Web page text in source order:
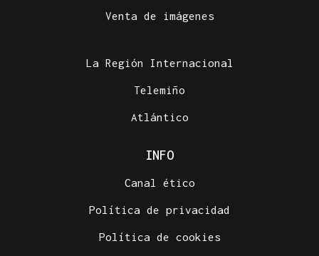
Venta de imágenes
La Región Internacional
Telemiño
Atlántico
INFO
Canal ético
Política de privacidad
Política de cookies